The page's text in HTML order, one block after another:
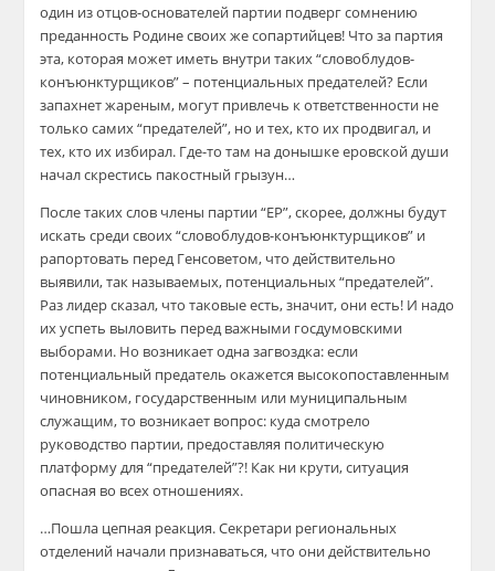
один из отцов-основателей партии подверг сомнению
преданность Родине своих же сопартийцев! Что за партия
эта, которая может иметь внутри таких “словоблудов-
конъюнктурщиков” – потенциальных предателей? Если
запахнет жареным, могут привлечь к ответственности не
только самих “предателей”, но и тех, кто их продвигал, и
тех, кто их избирал. Где-то там на донышке еровской души
начал скрестись пакостный грызун…
После таких слов члены партии “ЕР”, скорее, должны будут
искать среди своих “словоблудов-конъюнктурщиков” и
рапортовать перед Генсоветом, что действительно
выявили, так называемых, потенциальных “предателей”.
Раз лидер сказал, что таковые есть, значит, они есть! И надо
их успеть выловить перед важными госдумовскими
выборами. Но возникает одна загвоздка: если
потенциальный предатель окажется высокопоставленным
чиновником, государственным или муниципальным
служащим, то возникает вопрос: куда смотрело
руководство партии, предоставляя политическую
платформу для “предателей”?! Как ни крути, ситуация
опасная во всех отношениях.
…Пошла цепная реакция. Секретари региональных
отделений начали признаваться, что они действительно